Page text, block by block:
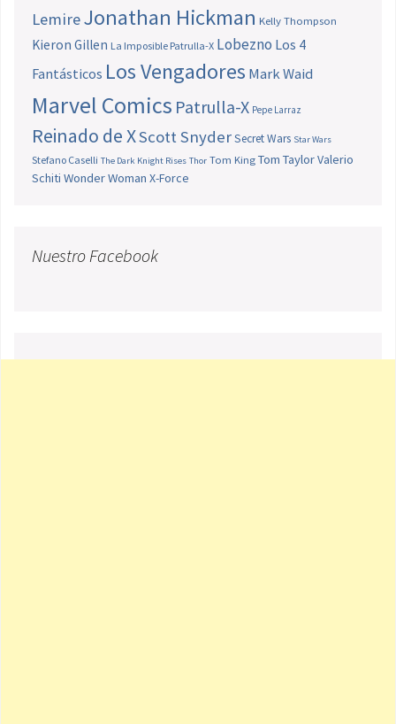
LemireJonathan Hickman Kelly Thompson
Kieron Gillen La Imposible Patrulla-X Lobezno Los 4
Fantásticos Los Vengadores Mark Waid
Marvel Comics Patrulla-X Pepe Larraz
Reinado de XScott SnyderSecret Wars Star Wars
Stefano Caselli The Dark Knight Rises Thor Tom King Tom TaylorValerio
Schiti Wonder Woman X-Force
Nuestro Facebook